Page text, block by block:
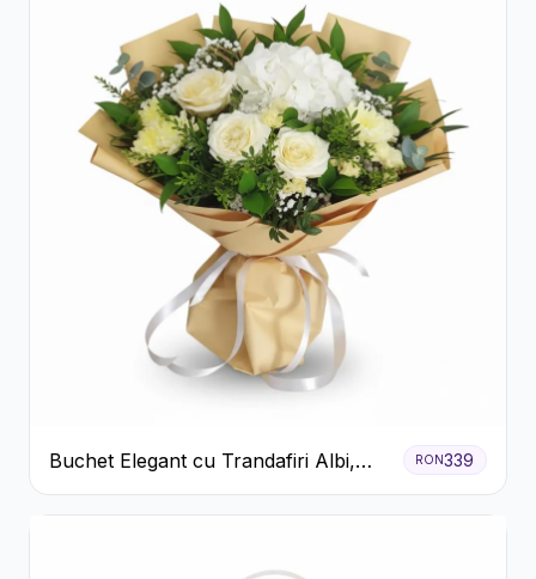
Buchet Elegant cu Trandafiri Albi,
Hortensie și Crizanteme Crem
RON339